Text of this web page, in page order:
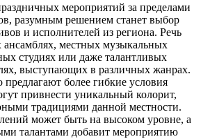
мероприятий за пределами
разумным решением станет выбор
и исполнителей из региона. Речь
ансамблях, местных музыкальных
студиях или даже талантливых
выступающих в различных жанрах.
предлагают более гибкие условия
привнести уникальный колорит,
традициями данной местности.
может быть на высоком уровне, а
талантами добавит мероприятию